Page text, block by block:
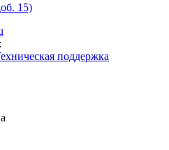
15)
поддержка